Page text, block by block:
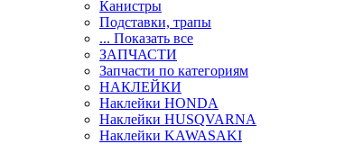
Канистры
Подставки, трапы
... Показать все
ЗАПЧАСТИ
Запчасти по категориям
НАКЛЕЙКИ
Наклейки HONDA
Наклейки HUSQVARNA
Наклейки KAWASAKI